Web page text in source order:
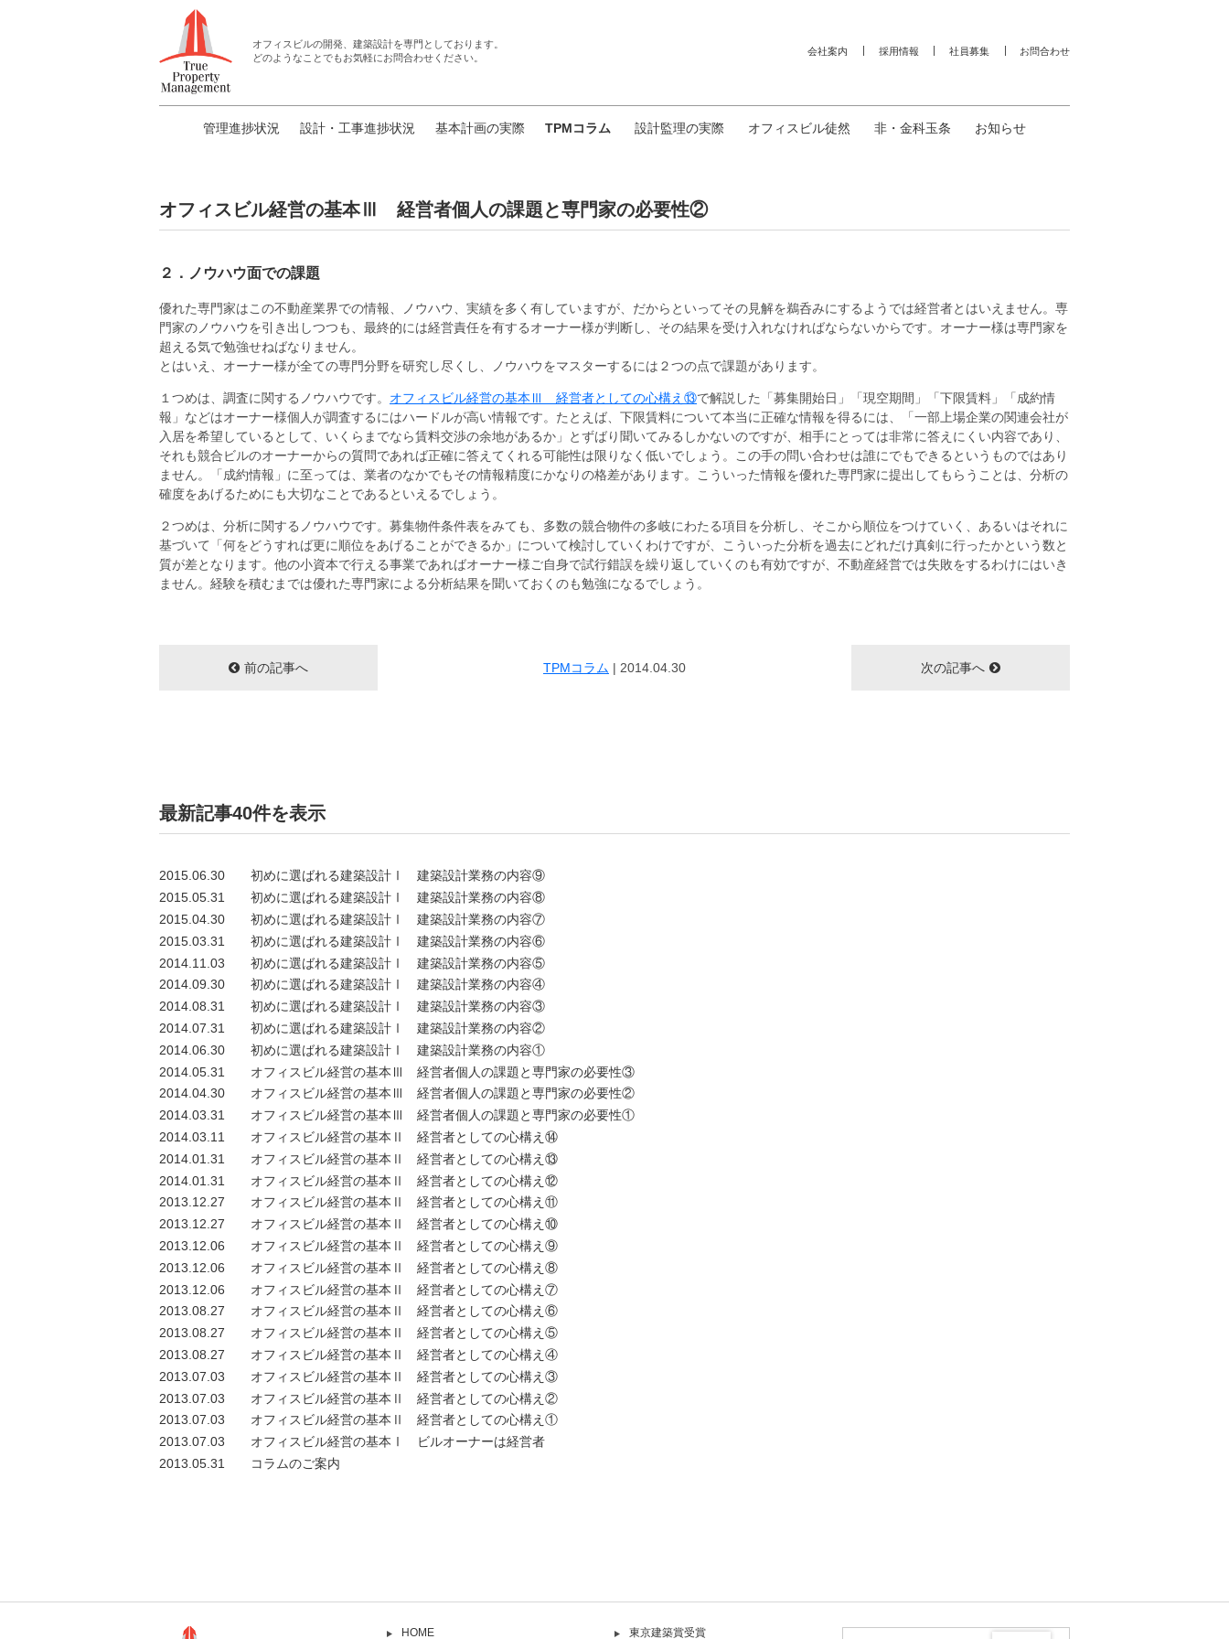
オフィスビルの開発、建築設計を専門としております。
どのようなことでもお気軽にお問合わせください。
会社案内 採用情報 社員募集 お問合わせ
管理進捗状況 設計・工事進捗状況 基本計画の実際 TPMコラム 設計監理の実際 オフィスビル徒然 非・金科玉条 お知らせ
オフィスビル経営の基本Ⅲ 経営者個人の課題と専門家の必要性②
２．ノウハウ面での課題
優れた専門家はこの不動産業界での情報、ノウハウ、実績を多く有していますが、だからといってその見解を鵜呑みにするようでは経営者とはいえません。専
門家のノウハウを引き出しつつも、最終的には経営責任を有するオーナー様が判断し、その結果を受け入れなければならないからです。オーナー様は専門家を
超える気で勉強せねばなりません。
とはいえ、オーナー様が全ての専門分野を研究し尽くし、ノウハウをマスターするには２つの点で課題があります。
１つめは、調査に関するノウハウです。 オフィスビル経営の基本Ⅲ 経営者としての心構え⑬で解説した「募集開始日」「現空期間」「下限賃料」「成約情
報」などはオーナー様個人が調査するにはハードルが高い情報です。たとえば、下限賃料について本当に正確な情報を得るには、「一部上場企業の関連会社が
入居を希望しているとして、いくらまでなら賃料交渉の余地があるか」とずばり聞いてみるしかないのですが、相手にとっては非常に答えにくい内容であり、
それも競合ビルのオーナーからの質問であれば正確に答えてくれる可能性は限りなく低いでしょう。この手の問い合わせは誰にでもできるというものではあり
ません。「成約情報」に至っては、業者のなかでもその情報精度にかなりの格差があります。こういった情報を優れた専門家に提出してもらうことは、分析の
確度をあげるためにも大切なことであるといえるでしょう。
２つめは、分析に関するノウハウです。募集物件条件表をみても、多数の競合物件の多岐にわたる項目を分析し、そこから順位をつけていく、あるいはそれに
基づいて「何をどうすれば更に順位をあげることができるか」について検討していくわけですが、こういった分析を過去にどれだけ真剣に行ったかという数と
質が差となります。他の小資本で行える事業であればオーナー様ご自身で試行錯誤を繰り返していくのも有効ですが、不動産経営では失敗をするわけにはいき
ません。経験を積むまでは優れた専門家による分析結果を聞いておくのも勉強になるでしょう。
前の記事へ TPMコラム | 2014.04.30 次の記事へ
最新記事40件を表示
2015.06.30
初めに選ばれる建築設計Ⅰ 建築設計業務の内容⑨
2015.05.31
初めに選ばれる建築設計Ⅰ 建築設計業務の内容⑧
2015.04.30
初めに選ばれる建築設計Ⅰ 建築設計業務の内容⑦
2015.03.31
初めに選ばれる建築設計Ⅰ 建築設計業務の内容⑥
2014.11.03
初めに選ばれる建築設計Ⅰ 建築設計業務の内容⑤
2014.09.30
初めに選ばれる建築設計Ⅰ 建築設計業務の内容④
2014.08.31
初めに選ばれる建築設計Ⅰ 建築設計業務の内容③
2014.07.31
初めに選ばれる建築設計Ⅰ 建築設計業務の内容②
2014.06.30
初めに選ばれる建築設計Ⅰ 建築設計業務の内容①
2014.05.31
オフィスビル経営の基本Ⅲ 経営者個人の課題と専門家の必要性③
2014.04.30
オフィスビル経営の基本Ⅲ 経営者個人の課題と専門家の必要性②
2014.03.31
オフィスビル経営の基本Ⅲ 経営者個人の課題と専門家の必要性①
2014.03.11
オフィスビル経営の基本Ⅱ 経営者としての心構え⑭
2014.01.31
オフィスビル経営の基本Ⅱ 経営者としての心構え⑬
2014.01.31
オフィスビル経営の基本Ⅱ 経営者としての心構え⑫
2013.12.27
オフィスビル経営の基本Ⅱ 経営者としての心構え⑪
2013.12.27
オフィスビル経営の基本Ⅱ 経営者としての心構え⑩
2013.12.06
オフィスビル経営の基本Ⅱ 経営者としての心構え⑨
2013.12.06
オフィスビル経営の基本Ⅱ 経営者としての心構え⑧
2013.12.06
オフィスビル経営の基本Ⅱ 経営者としての心構え⑦
2013.08.27
オフィスビル経営の基本Ⅱ 経営者としての心構え⑥
2013.08.27
オフィスビル経営の基本Ⅱ 経営者としての心構え⑤
2013.08.27
オフィスビル経営の基本Ⅱ 経営者としての心構え④
2013.07.03
オフィスビル経営の基本Ⅱ 経営者としての心構え③
2013.07.03
オフィスビル経営の基本Ⅱ 経営者としての心構え②
2013.07.03
オフィスビル経営の基本Ⅱ 経営者としての心構え①
2013.07.03
オフィスビル経営の基本Ⅰ ビルオーナーは経営者
2013.05.31
コラムのご案内
HOME 東京建築賞受賞